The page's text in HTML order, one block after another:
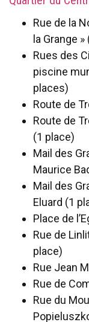
Rue de la
la Grange
Rues des
piscine
places)
Route de
Route de
(1 place)
Mail des
Maurice
Mail des
Eluard (1
Place de
Rue de
place)
Rue Jean
Rue de
Rue du